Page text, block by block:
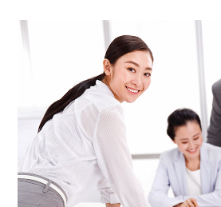
2、建立健全内部制度和流程
公司在法律法规及《公司章程》的框架下，制定了
计投票制实施细则》《对外投资与资产处置管理制
《关联交易制度》《信息披露制度》《募集资金管
管理制度》《投资者关系管理制度》等内部制度，
衍生品种交易价格产生重大影响的信息以及按照现
构要求所应披露的信息，在规定时间内，通过规定
规定的方式向社会公众公布准确的信息，并送达证
部组织培训，持续强化董监高、董秘及相关关键人
利益方范围内进行合规管控，从制度和流程上严格
债权人应有的知情权等合法权利。
公司将不断提高公司投资者关系管理工作的专业性
解，促进公司与投资者之间的良性互动关系，切实